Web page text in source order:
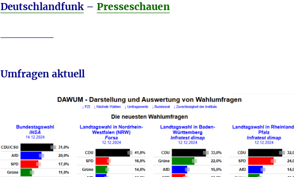
Deutschlandfunk– Presseschauen
Umfragen aktuell